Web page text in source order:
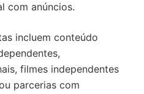
com anúncios.
incluem conteúdo
filmes independentes
parcerias com